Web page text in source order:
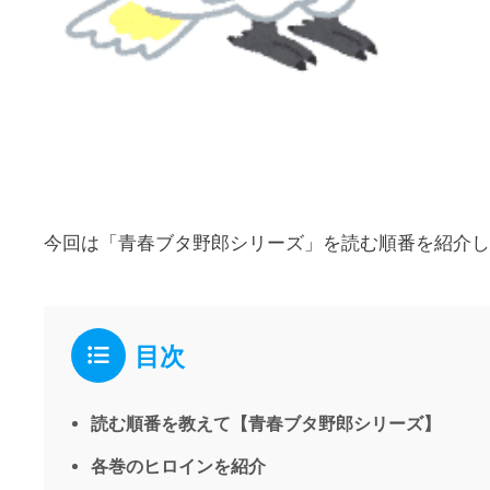
今回は「青春ブタ野郎シリーズ」を読む順番を紹介
目次
読む順番を教えて【青春ブタ野郎シリーズ】
各巻のヒロインを紹介